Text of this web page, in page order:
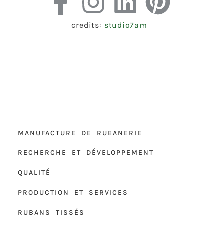
credits: studio7am
MANUFACTURE DE RUBANERIE
RECHERCHE ET DÉVELOPPEMENT
QUALITÉ
PRODUCTION ET SERVICES
RUBANS TISSÉS